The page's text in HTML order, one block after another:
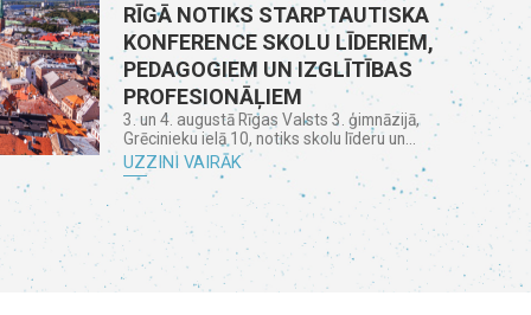
RĪGĀ NOTIKS STARPTAUTISKA
KONFERENCE SKOLU LĪDERIEM,
PEDAGOGIEM UN IZGLĪTĪBAS
PROFESIONĀĻIEM
3. un 4. augustā Rīgas Valsts 3. ģimnāzijā,
Grēcinieku ielā 10, notiks skolu līderu un...
UZZINI VAIRĀK